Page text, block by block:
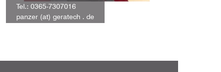
Tel.: 0365-7307016
panzer (at) geratech . de